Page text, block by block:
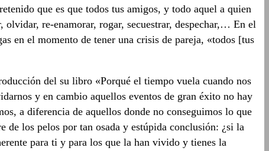
que es que todos tus amigos, y todo aquel a quien
olvidar, re-enamorar, rogar, secuestrar, despechar,… En el
en el momento de tener una crisis de pareja, «todos [tus
del su libro «Porqué el tiempo vuela cuando nos
y en cambio aquellos eventos de gran éxito no hay
a diferencia de aquellos donde no conseguimos lo que
de los pelos por tan osada y estúpida conclusión: ¿si la
para ti y para los que la han vivido y tienes la